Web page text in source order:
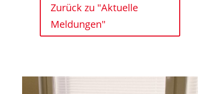
Zurück zu "Aktuelle
Meldungen"